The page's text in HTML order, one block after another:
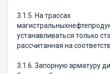
3.1.5. На трассах
устанавливаться только
рассчитанная на
3.1.6. Запорную арматуру